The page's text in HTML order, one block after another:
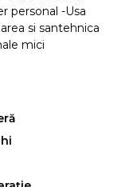
personal -Usa
si santehnica
mici